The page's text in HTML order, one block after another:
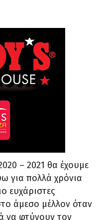
– 2021 θα έχουμε
για πολλά χρόνια
ευχάριστες
άμεσο μέλλον όταν
να φτύνουν τον